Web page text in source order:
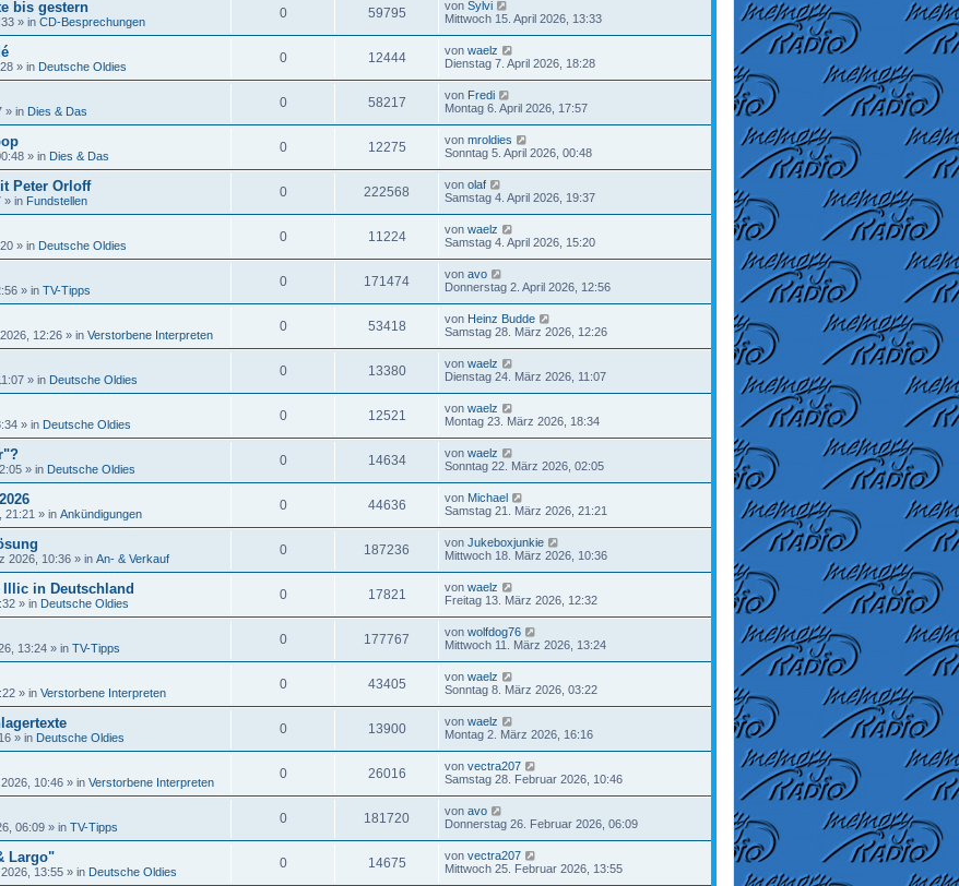
bis gestern
» in CD-Besprechungen
0 59795 von Sylvi
Mittwoch 15. April 2026, 13:33
» in Deutsche Oldies
0 12444 von waelz
Dienstag 7. April 2026, 18:28
» in Dies & Das
0 58217 von Fredi
Montag 6. April 2026, 17:57
» in Dies & Das
0 12275 von mroldies
Sonntag 5. April 2026, 00:48
Peter Orloff
» in Fundstellen
0 222568 von olaf
Samstag 4. April 2026, 19:37
» in Deutsche Oldies
0 11224 von waelz
Samstag 4. April 2026, 15:20
» in TV-Tipps
0 171474 von avo
Donnerstag 2. April 2026, 12:56
12:26 » in Verstorbene Interpreten
0 53418 von Heinz Budde
Samstag 28. März 2026, 12:26
» in Deutsche Oldies
0 13380 von waelz
Dienstag 24. März 2026, 11:07
» in Deutsche Oldies
0 12521 von waelz
Montag 23. März 2026, 18:34
» in Deutsche Oldies
0 14634 von waelz
Sonntag 22. März 2026, 02:05
21:21 » in Ankündigungen
0 44636 von Michael
Samstag 21. März 2026, 21:21
2026, 10:36 » in An- & Verkauf
0 187236 von Jukeboxjunkie
Mittwoch 18. März 2026, 10:36
Illic in Deutschland
» in Deutsche Oldies
0 17821 von waelz
Freitag 13. März 2026, 12:32
13:24 » in TV-Tipps
0 177767 von wolfdog76
Mittwoch 11. März 2026, 13:24
» in Verstorbene Interpreten
0 43405 von waelz
Sonntag 8. März 2026, 03:22
» in Deutsche Oldies
0 13900 von waelz
Montag 2. März 2026, 16:16
10:46 » in Verstorbene Interpreten
0 26016 von vectra207
Samstag 28. Februar 2026, 10:46
06:09 » in TV-Tipps
0 181720 von avo
Donnerstag 26. Februar 2026, 06:09
Largo"
13:55 » in Deutsche Oldies
0 14675 von vectra207
Mittwoch 25. Februar 2026, 13:55